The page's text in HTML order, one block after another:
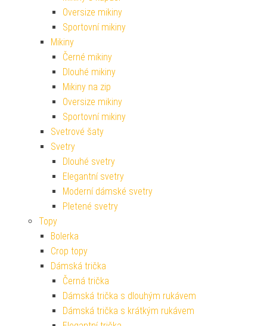
Oversize mikiny
Sportovní mikiny
Mikiny
Černé mikiny
Dlouhé mikiny
Mikiny na zip
Oversize mikiny
Sportovní mikiny
Svetrové šaty
Svetry
Dlouhé svetry
Elegantní svetry
Moderní dámské svetry
Pletené svetry
Topy
Bolerka
Crop topy
Dámská trička
Černá trička
Dámská trička s dlouhým rukávem
Dámská trička s krátkým rukávem